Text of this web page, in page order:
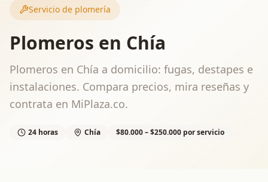
Servicio de plomería
Plomeros en Chía
Plomeros en Chía a domicilio: fugas, destapes e
instalaciones. Compara precios, mira reseñas y
contrata en MiPlaza.co.
24 horas Chía $80.000 – $250.000 por servicio